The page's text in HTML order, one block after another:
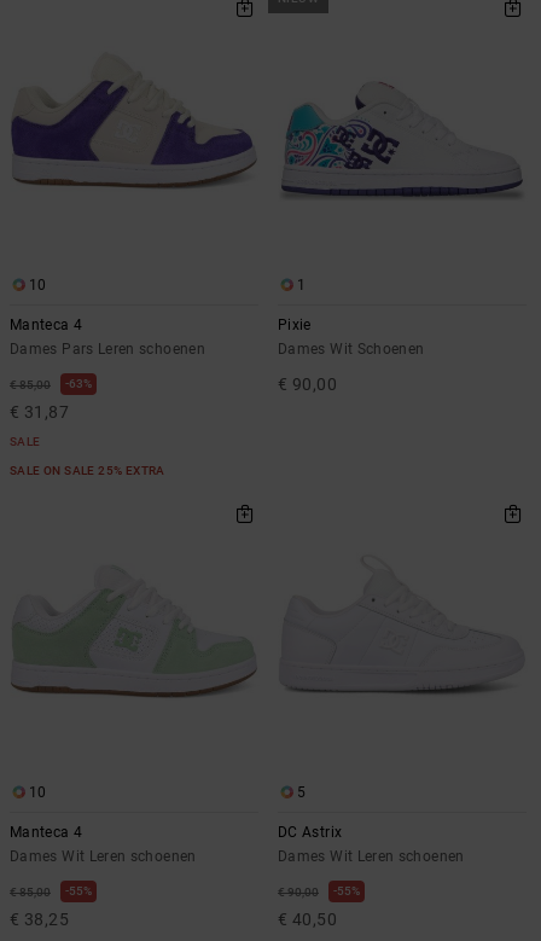
10
Manteca 4
Dames Pars Leren schoenen
€ 85,00 63%
€ 31,87
SALE
SALE ON SALE 25% EXTRA
1
Pixie
Dames Wit Schoenen
€ 90,00
10
Manteca 4
Dames Wit Leren schoenen
€ 85,00 55%
€ 38,25
5
DC Astrix
Dames Wit Leren schoenen
€ 90,00 55%
€ 40,50